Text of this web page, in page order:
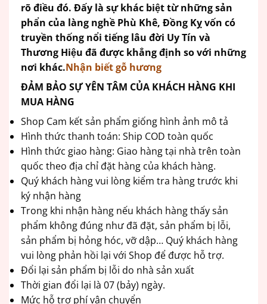
rõ điều đó. Đấy là sự khác biệt từ những sản
phẩn của làng nghề Phù Khê, Đồng Kỵ vốn có
truyền thống nổi tiếng lâu đời Uy Tín và
Thương Hiệu đã được khẳng định so với những
nơi khác.Nhận biết gỗ hương
ĐẢM BẢO SỰ YÊN TÂM CỦA KHÁCH HÀNG KHI
MUA HÀNG
Shop Cam kết sản phẩm giống hình ảnh mô tả
Hình thức thanh toán: Ship COD toàn quốc
Hình thức giao hàng: Giao hàng tại nhà trên toàn
quốc theo địa chỉ đặt hàng của khách hàng.
Quý khách hàng vui lòng kiểm tra hàng trước khi
ký nhận hàng
Trong khi nhận hàng nếu khách hàng thấy sản
phẩm không đúng như đã đặt, sản phẩm bị lỗi,
sản phẩm bị hỏng hóc, vỡ dập… Quý khách hàng
vui lòng phản hồi lại với Shop để được hỗ trợ.
Đổi lại sản phẩm bị lỗi do nhà sản xuất
Thời gian đổi lại là 07 (bảy) ngày.
Mức hỗ trợ phí vận chuyển